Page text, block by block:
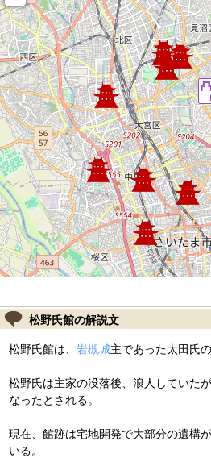
松野氏館の解説文
松野氏館は、 岩槻城主であった太田氏
松野氏は主家の没落後、浪人していた
なったとされる。
現在、館跡は宅地開発で大部分の遺構
いる。